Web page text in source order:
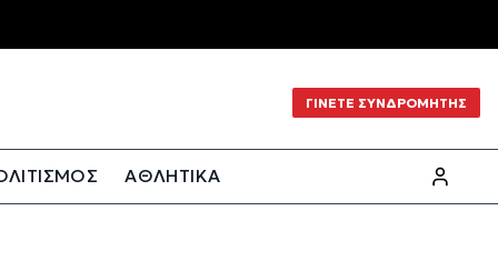
ΓΙΝΕΤΕ ΣΥΝΔΡΟΜΗΤΗΣ
ΑΘΛΗΤΙΚΑ